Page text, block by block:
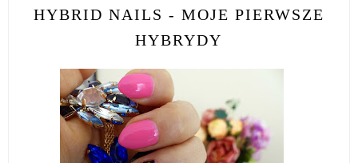
HYBRID NAILS - MOJE PIERWSZE
HYBRYDY